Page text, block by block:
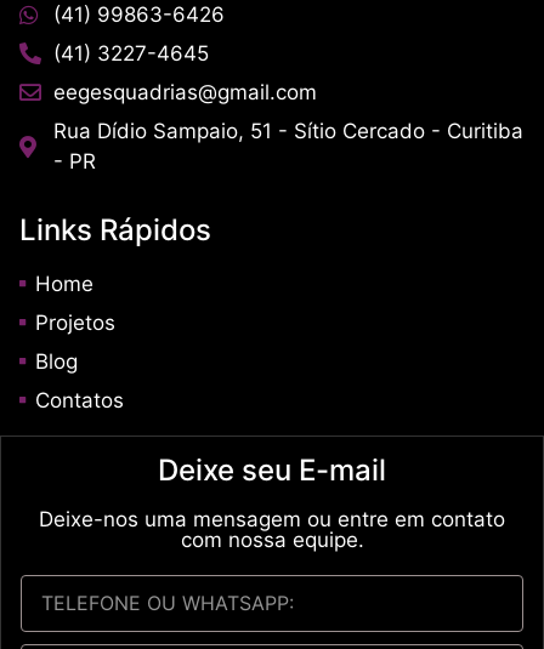
(41) 99863-6426
(41) 3227-4645
eegesquadrias@gmail.com
Rua Dídio Sampaio, 51 - Sítio Cercado - Curitiba
- PR
Links Rápidos
Home
Projetos
Blog
Contatos
Deixe seu E-mail
Deixe-nos uma mensagem ou entre em contato
com nossa equipe.